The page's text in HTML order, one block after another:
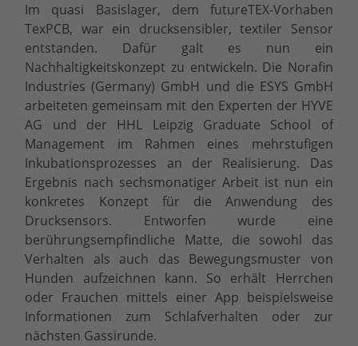
Im quasi Basislager, dem futureTEX-Vorhaben
TexPCB, war ein drucksensibler, textiler Sensor
entstanden. Dafür galt es nun ein
Nachhaltigkeitskonzept zu entwickeln. Die Norafin
Industries (Germany) GmbH und die ESYS GmbH
arbeiteten gemeinsam mit den Experten der HYVE
AG und der HHL Leipzig Graduate School of
Management im Rahmen eines mehrstufigen
Inkubationsprozesses an der Realisierung. Das
Ergebnis nach sechsmonatiger Arbeit ist nun ein
konkretes Konzept für die Anwendung des
Drucksensors. Entworfen wurde eine
berührungsempfindliche Matte, die sowohl das
Verhalten als auch das Bewegungsmuster von
Hunden aufzeichnen kann. So erhält Herrchen
oder Frauchen mittels einer App beispielsweise
Informationen zum Schlafverhalten oder zur
nächsten Gassirunde.